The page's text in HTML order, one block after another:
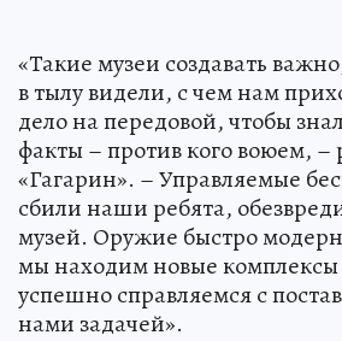
«Такие музеи создавать
в тылу видели, с чем нам
дело на передовой, чтобы
факты – против кого воюем, –
«Гагарин». – Управляемые
сбили наши ребята,
музей. Оружие быстро
мы находим новые комплексы
успешно справляемся с
нами задачей».